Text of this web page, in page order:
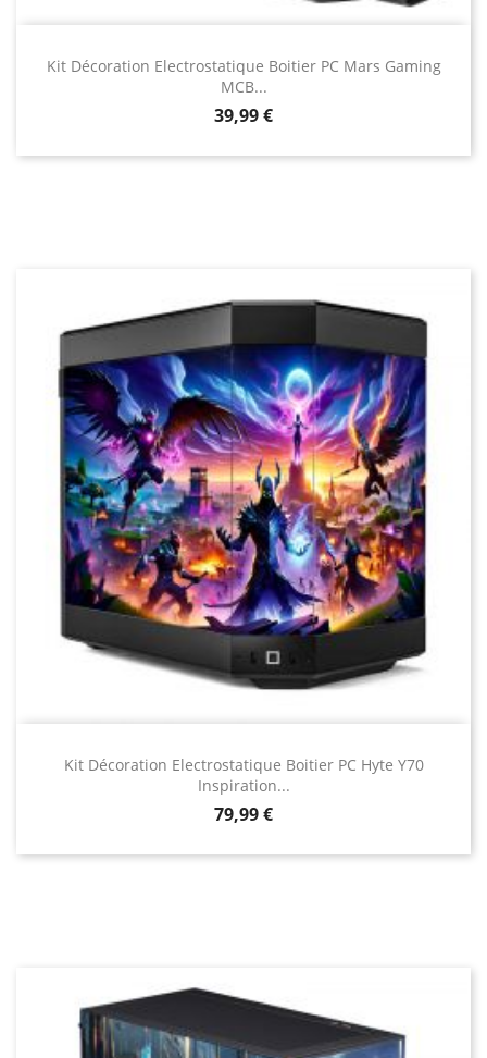
Kit Décoration Electrostatique Boitier PC Mars Gaming
MCB...
Prix
39,99 €
Kit Décoration Electrostatique Boitier PC Hyte Y70
Inspiration...
Prix
79,99 €